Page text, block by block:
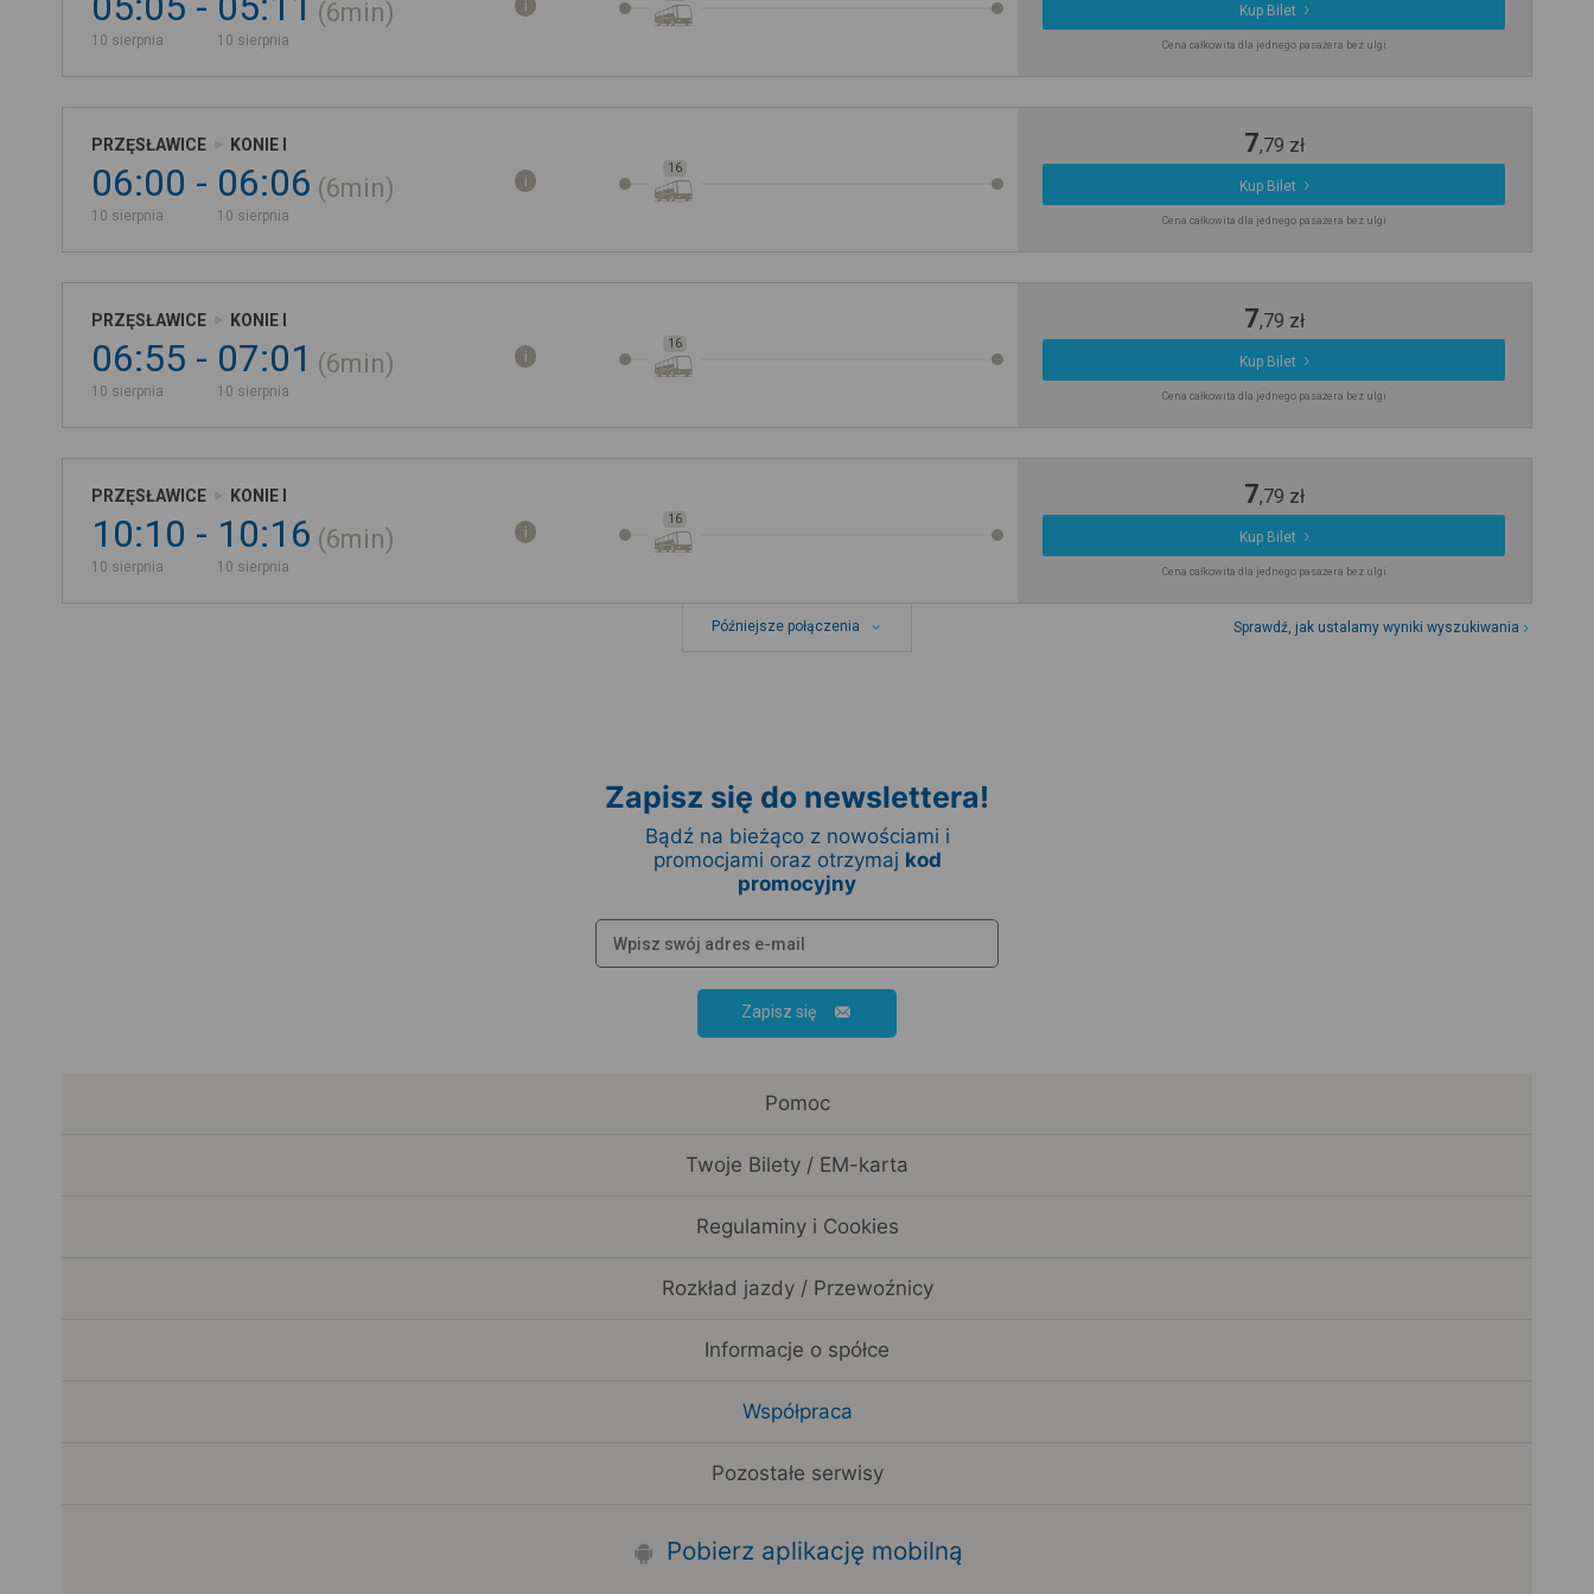
10 sierpnia 10 sierpnia
6min Kup Bilet
Cena całkowita dla jednego pasażera bez ulgi
PRZĘSŁAWICE KONIE I
06:00
10 sierpnia
06:06
10 sierpnia
6min
16
7,79 zł
Kup Bilet
Cena całkowita dla jednego pasażera bez ulgi
PRZĘSŁAWICE KONIE I
06:55
10 sierpnia
07:01
10 sierpnia
6min
16
7,79 zł
Kup Bilet
Cena całkowita dla jednego pasażera bez ulgi
PRZĘSŁAWICE KONIE I
10:10
10 sierpnia
10:16
10 sierpnia
6min
16
7,79 zł
Kup Bilet
Cena całkowita dla jednego pasażera bez ulgi
Późniejsze połączenia Sprawdź, jak ustalamy wyniki wyszukiwania
Zapisz się do newslettera!
Bądź na bieżąco z nowościami i
promocjami oraz otrzymaj kod
promocyjny
Zapisz się
Pomoc
Twoje Bilety / EM-karta
Regulaminy i Cookies
Rozkład jazdy / Przewoźnicy
Informacje o spółce
Współpraca
Pozostałe serwisy
Pobierz aplikację mobilną